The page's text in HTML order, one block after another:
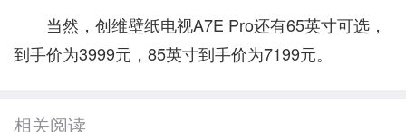
当然，创维壁纸电视A7E Pro还有65英寸可选，
到手价为3999元，85英寸到手价为7199元。
相关阅读